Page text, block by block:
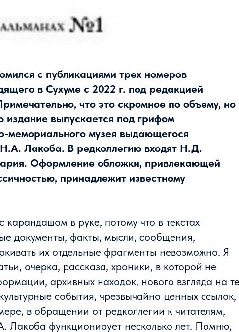
с публикациями трех номеров
в Сухуме с 2022 г. под редакцией
что это скромное по объему, но
выпускается под грифом
мемориального музея выдающегося
Н.А. Лакоба. В редколлегию входят Н.Д.
Оформление обложки, привлекающей
принадлежит известному
в руке, потому что в текстах
документы, факты, мысли, сообщения,
их отдельные фрагменты невозможно. Я
очерка, рассказа, хроники, в которой не
архивных находок, нового взгляда на те
события, чрезвычайно ценных ссылок,
в обращении от редколлегии к читателям,
Лакоба функционирует несколько лет. Помню,